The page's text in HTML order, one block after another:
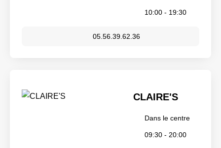
10:00 - 19:30
05.56.39.62.36
CLAIRE'S
Dans le centre
09:30 - 20:00